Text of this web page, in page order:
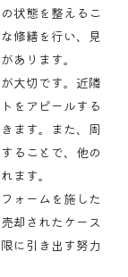
状態を整えるこ
修繕を行い、見
あります。
大切です。近隣
をアピールする
ます。また、周
ることで、他の
ます。
ォームを施した
却されたケース
に引き出す努力